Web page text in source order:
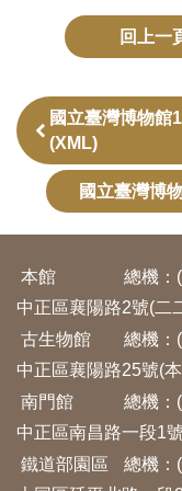
展
覽
資
育
活
動
出
版
文
回上一
國立臺灣博物館
(XML)
國立臺灣博
本館 總機：
中正區襄陽路2號(二
古生物館
總機：
中正區襄陽路25號(
南門館
總機：
中正區南昌路一段1號
鐵道部園區
總機：